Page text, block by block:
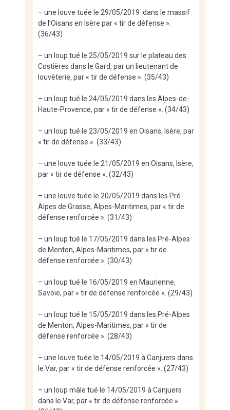
– une louve tuée le 29/05/2019 dans le massif
de l’Oisans en Isère par « tir de défense ».
(36/43)
– un loup tué le 25/05/2019 sur le plateau des
Costières dans le Gard, par un lieutenant de
louvèterie, par « tir de défense ». (35/43)
– un loup tué le 24/05/2019 dans les Alpes-de-
Haute-Provence, par « tir de défense ». (34/43)
– un loup tué le 23/05/2019 en Oisans, Isère, par
« tir de défense ». (33/43)
– une louve tuée le 21/05/2019 en Oisans, Isère,
par « tir de défense ». (32/43)
– une louve tuée le 20/05/2019 dans les Pré-
Alpes de Grasse, Alpes-Maritimes, par « tir de
défense renforcée ». (31/43)
– un loup tué le 17/05/2019 dans les Pré-Alpes
de Menton, Alpes-Maritimes, par « tir de
défense renforcée ». (30/43)
– un loup tué le 16/05/2019 en Maurienne,
Savoie, par « tir de défense renforcée ». (29/43)
– un loup tué le 15/05/2019 dans les Pré-Alpes
de Menton, Alpes-Maritimes, par « tir de
défense renforcée ». (28/43)
– une louve tuée le 14/05/2019 à Canjuers dans
le Var, par « tir de défense renforcée ». (27/43)
– un loup mâle tué le 14/05/2019 à Canjuers
dans le Var, par « tir de défense renforcée ».